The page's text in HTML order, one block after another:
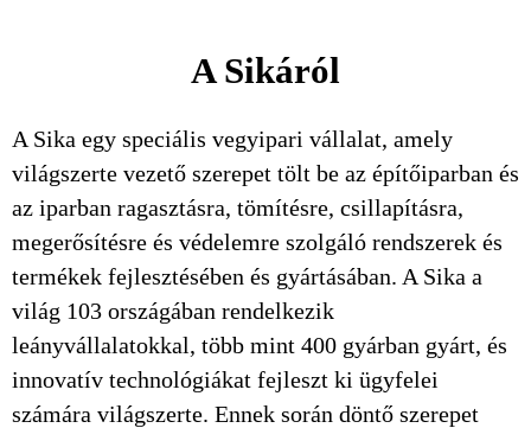
A Sikáról
A Sika egy speciális vegyipari vállalat, amely
világszerte vezető szerepet tölt be az építőiparban és
az iparban ragasztásra, tömítésre, csillapításra,
megerősítésre és védelemre szolgáló rendszerek és
termékek fejlesztésében és gyártásában. A Sika a
világ 103 országában rendelkezik
leányvállalatokkal, több mint 400 gyárban gyárt, és
innovatív technológiákat fejleszt ki ügyfelei
számára világszerte. Ennek során döntő szerepet